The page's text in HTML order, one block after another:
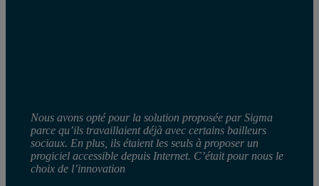
Nous avons opté pour la solution proposée par Sigma
parce qu’ils travaillaient déjà avec certains bailleurs
sociaux. En plus, ils étaient les seuls à proposer un
progiciel accessible depuis Internet. C’était pour nous le
choix de l’innovation